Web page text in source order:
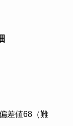
差値68（難